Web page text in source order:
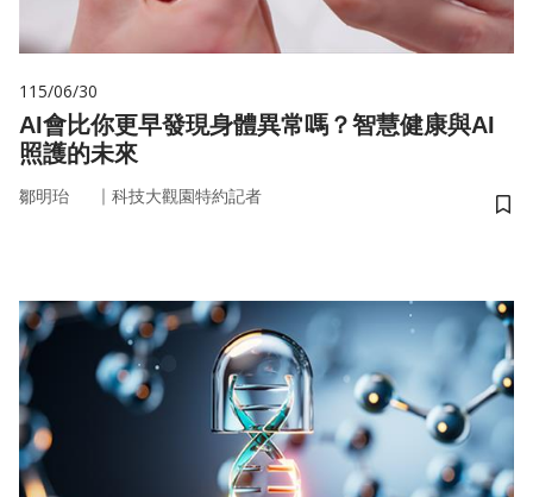
115/06/30
AI會比你更早發現身體異常嗎？智慧健康與AI
照護的未來
鄒明珆 ｜ 科技大觀園特約記者
儲